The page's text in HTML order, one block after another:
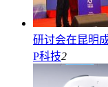
研讨会在昆明
P科技2